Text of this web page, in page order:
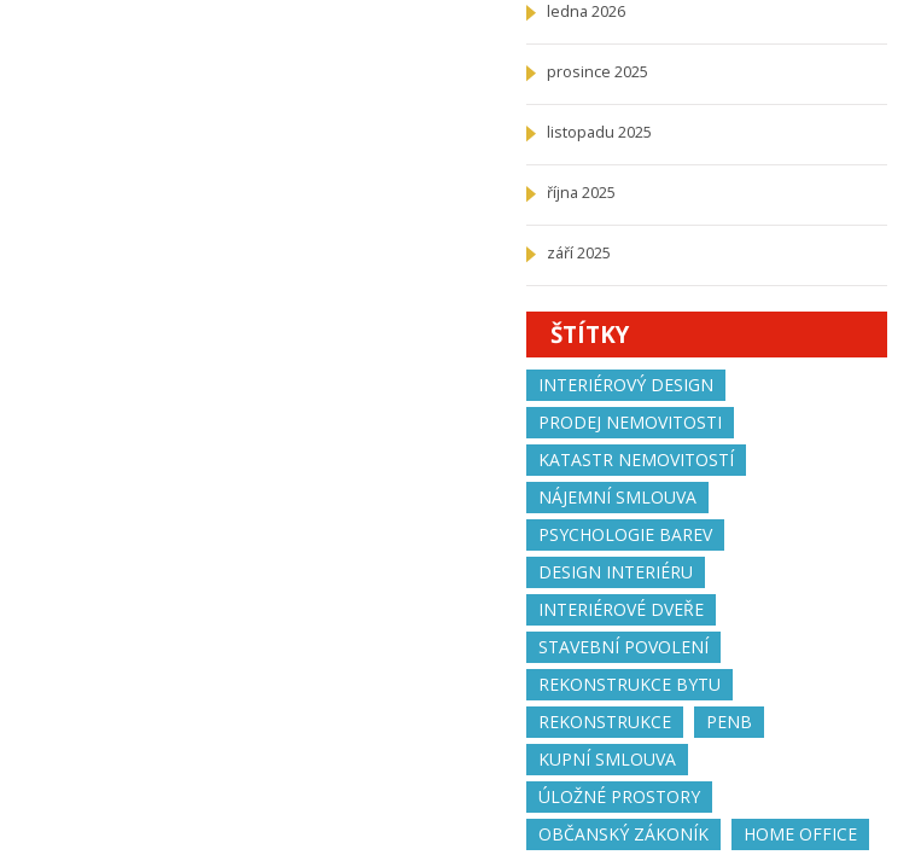
ledna 2026
prosince 2025
listopadu 2025
října 2025
září 2025
ŠTÍTKY
INTERIÉROVÝ DESIGN
PRODEJ NEMOVITOSTI
KATASTR NEMOVITOSTÍ
NÁJEMNÍ SMLOUVA
PSYCHOLOGIE BAREV
DESIGN INTERIÉRU
INTERIÉROVÉ DVEŘE
STAVEBNÍ POVOLENÍ
REKONSTRUKCE BYTU
REKONSTRUKCE
PENB
KUPNÍ SMLOUVA
ÚLOŽNÉ PROSTORY
OBČANSKÝ ZÁKONÍK
HOME OFFICE